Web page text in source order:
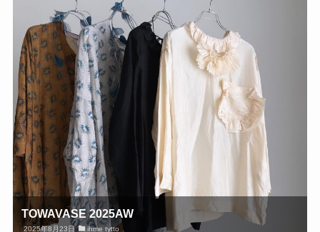
TOWAVASE 2025AW
2025年8月23日 ihme tytto